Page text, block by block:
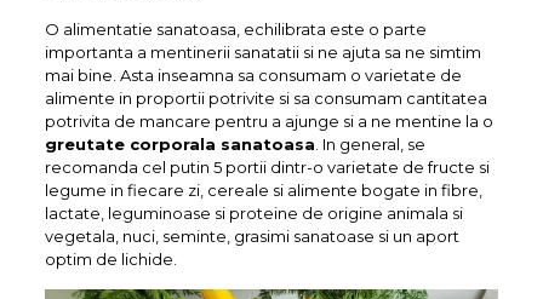
O alimentatie sanatoasa, echilibrata este o parte
importanta a mentinerii sanatatii si ne ajuta sa ne simtim
mai bine. Asta inseamna sa consumam o varietate de
alimente in proportii potrivite si sa consumam cantitatea
potrivita de mancare pentru a ajunge si a ne mentine la o
greutate corporala sanatoasa . In general, se
recomanda cel putin 5 portii dintr-o varietate de fructe si
legume in fiecare zi, cereale si alimente bogate in fibre,
lactate, leguminoase si proteine de origine animala si
vegetala, nuci, seminte, grasimi sanatoase si un aport
optim de lichide.